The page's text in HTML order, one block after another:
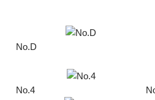
No.D
No.4